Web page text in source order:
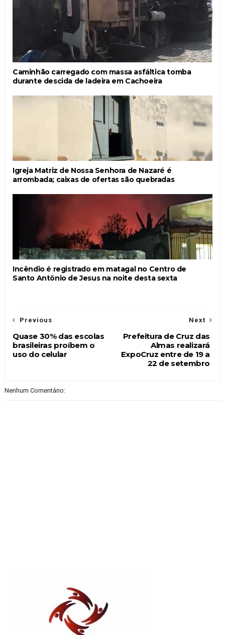
Caminhão carregado com massa asfáltica tomba
durante descida de ladeira em Cachoeira
Igreja Matriz de Nossa Senhora de Nazaré é
arrombada; caixas de ofertas são quebradas
Incêndio é registrado em matagal no Centro de
Santo Antônio de Jesus na noite desta sexta
Next
Prefeitura de Cruz das
Almas realizará
ExpoCruz entre de 19 a
22 de setembro
Previous
Quase 30% das escolas
brasileiras proíbem o
uso do celular
Nenhum Comentário: